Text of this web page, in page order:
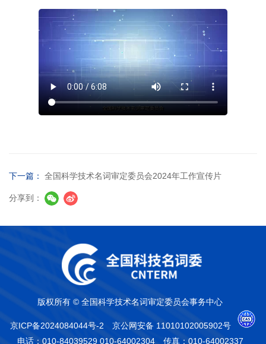
下一篇： 全国科学技术名词审定委员会2024年工作宣传片
分享到：
版权所有 © 全国科学技术名词审定委员会事务中心
京ICP备2024084044号-2
京公网安备 11010102005902号
电话：010-84039529 010-64002304
传真：010-64002337